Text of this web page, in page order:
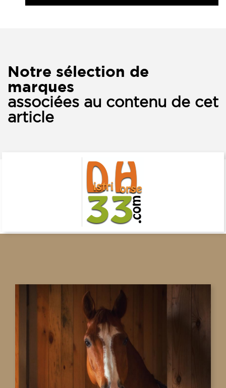
Notre sélection de
marques
associées au contenu de cet
article